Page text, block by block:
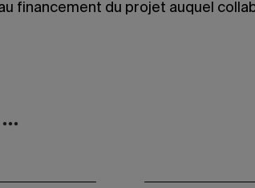
financement du projet auquel